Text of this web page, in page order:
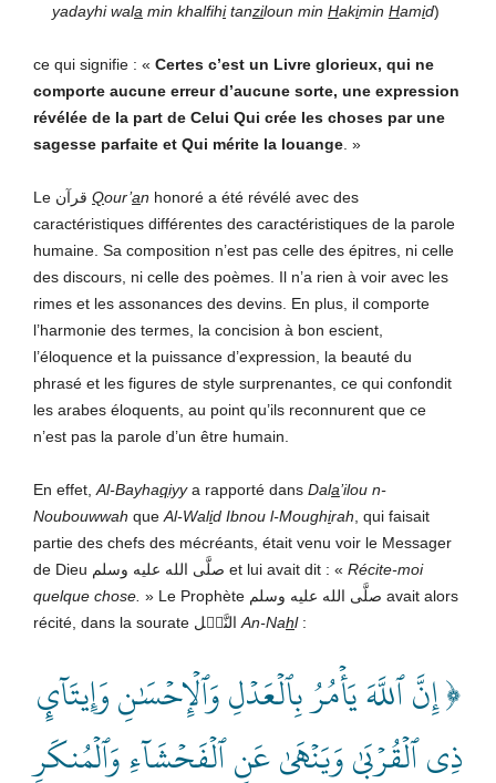
yadayhi wala min khalfihitanziloun min Hakimin Hamid)
ce qui signifie : « Certes c’est un Livre glorieux, qui ne
comporte aucune erreur d’aucune sorte, une expression
révélée de la part de Celui Qui crée les choses par une
sagesse parfaite et Qui mérite la louange . »
Le قرآن Qour’an honoré a été révélé avec des
caractéristiques différentes des caractéristiques de la parole
humaine. Sa composition n’est pas celle des épitres, ni celle
des discours, ni celle des poèmes. Il n’a rien à voir avec les
rimes et les assonances des devins. En plus, il comporte
l’harmonie des termes, la concision à bon escient,
l’éloquence et la puissance d’expression, la beauté du
phrasé et les figures de style surprenantes, ce qui confondit
les arabes éloquents, au point qu’ils reconnurent que ce
n’est pas la parole d’un être humain.
En effet, Al-Bayhaqiyya rapporté dans Dala’ilou n-
Noubouwwah que Al-Walid Ibnou l-Moughirah , qui faisait
partie des chefs des mécréants, était venu voir le Messager
de Dieu صلَّى الله عليه وسلم et lui avait dit : « Récite-moi
quelque chose. » Le Prophète صلَّى الله عليه وسلم avait alors
récité, dans la sourate النَّحۡل An-Nahl:
﴿ إِنَّ ٱللَّهَ يَأۡمُرُ بِٱلۡعَدۡلِ وَٱلۡإِحۡسَٰنِ وَإِيتَآيِٕ
ذِي ٱلۡقُرۡبَىٰ وَيَنۡهَىٰ عَنِ ٱلۡفَحۡشَآءِ وَٱلۡمُنكَرِ